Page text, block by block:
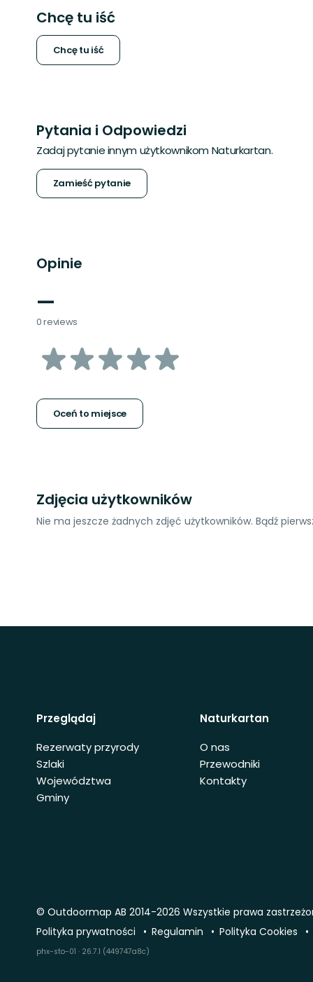
Chcę tu iść
Chcę tu iść
Pytania i Odpowiedzi
Zadaj pytanie innym użytkownikom Naturkartan.
Zamieść pytanie
Opinie
—
0 reviews
z
gwiazdek
Oceń to miejsce
Zdjęcia użytkowników
Nie ma jeszcze żadnych zdjęć użytkowników. Bądź
Przeglądaj
Rezerwaty przyrody
Szlaki
Województwa
Gminy
Naturkartan
O nas
Przewodniki
Kontakty
© Outdoormap AB 2014-2026 Wszystkie prawa
Polityka prywatności
Regulamin Polityka Cookies
phx-sto-01 · 26.7.1 (449747a8c)